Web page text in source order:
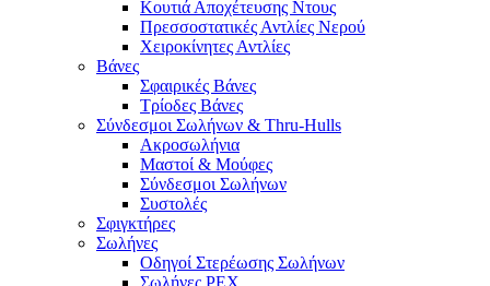
Κουτιά Αποχέτευσης Ντους
Πρεσσοστατικές Αντλίες Νερού
Χειροκίνητες Αντλίες
Βάνες
Σφαιρικές Βάνες
Τρίοδες Βάνες
Σύνδεσμοι Σωλήνων & Thru-Hulls
Ακροσωλήνια
Μαστοί & Μούφες
Σύνδεσμοι Σωλήνων
Συστολές
Σφιγκτήρες
Σωλήνες
Οδηγοί Στερέωσης Σωλήνων
Σωλήνες PEX